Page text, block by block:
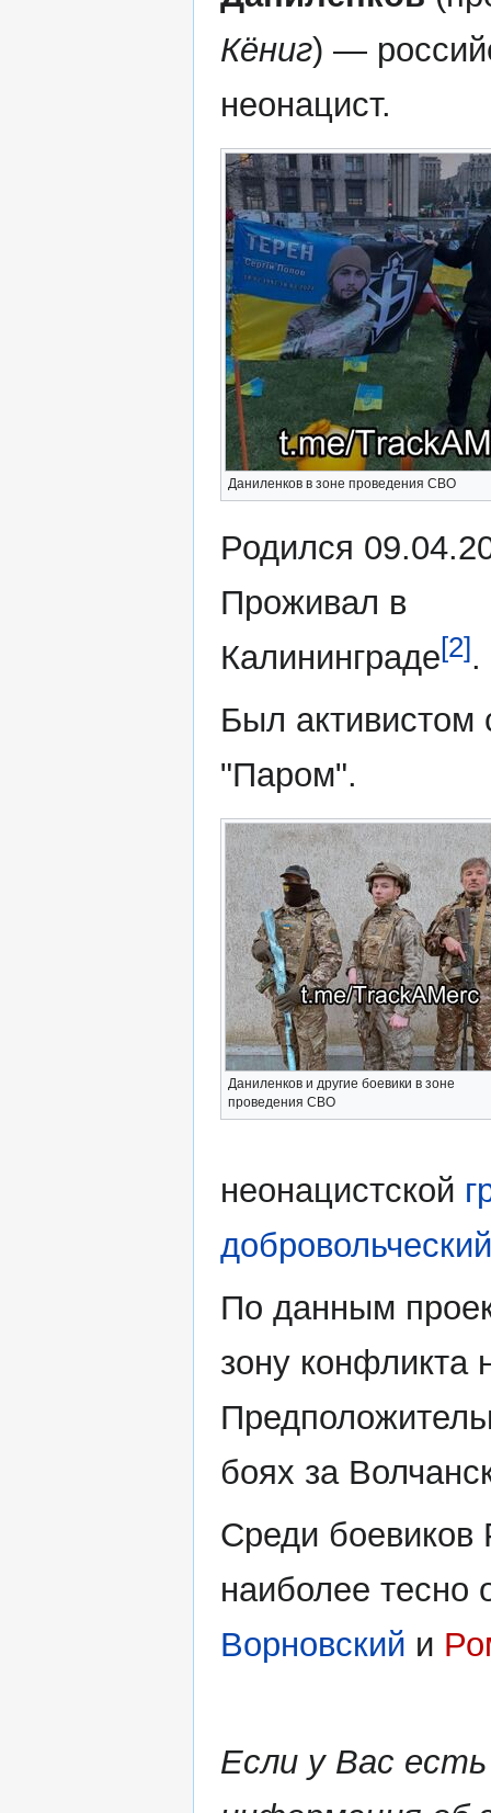
Кёниг) —
неонацист.
Даниленков в зоне проведения СВО
Родился
Проживал в
Калининграде[2].
Был активистом
"Паром".
Даниленков и другие боевики в зоне
проведения СВО
неонацистской
По данным
зону конфликта
боях за
Среди боевиков
наиболее
Ворновский и
Если у Вас